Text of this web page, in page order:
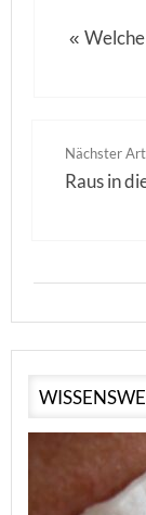
«
Nächster
Raus in